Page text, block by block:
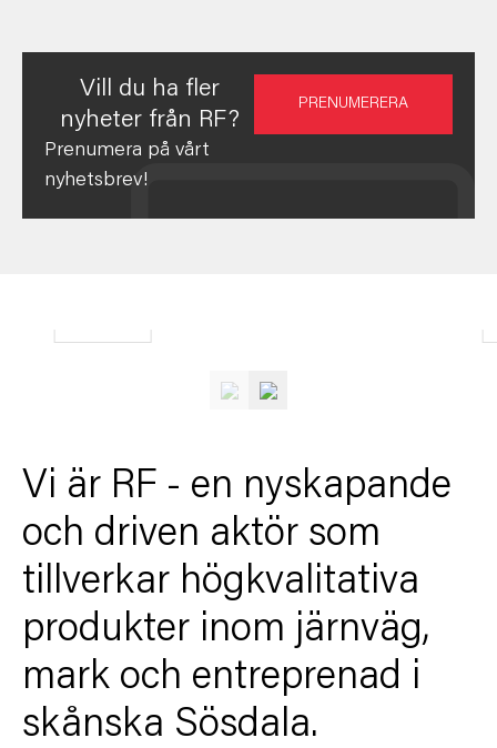
Vill du ha fler
nyheter från RF?
Prenumera på vårt
nyhetsbrev!
PRENUMERERA
Vi är RF - en nyskapande
och driven aktör som
tillverkar högkvalitativa
produkter inom järnväg,
mark och entreprenad i
skånska Sösdala.